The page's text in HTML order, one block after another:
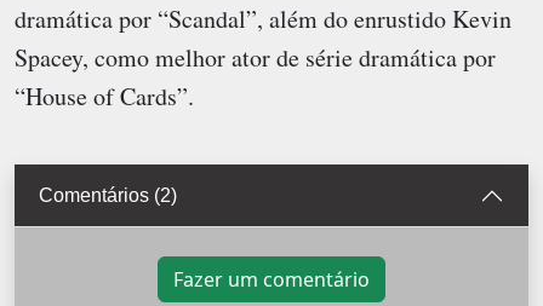
dramática por “Scandal”, além do enrustido Kevin
Spacey, como melhor ator de série dramática por
“House of Cards”.
Comentários (2)
Fazer um comentário